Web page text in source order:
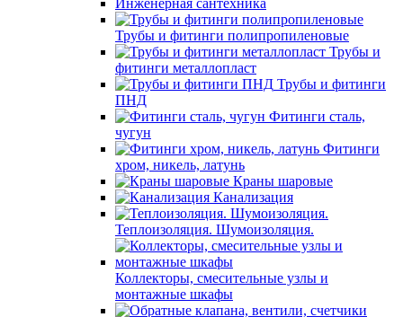
Инженерная сантехника
Трубы и фитинги полипропиленовые
Трубы и
фитинги металлопласт
Трубы и фитинги
ПНД
Фитинги сталь,
чугун
Фитинги
хром, никель, латунь
Краны шаровые
Канализация
Теплоизоляция. Шумоизоляция.
Коллекторы, смесительные узлы и
монтажные шкафы